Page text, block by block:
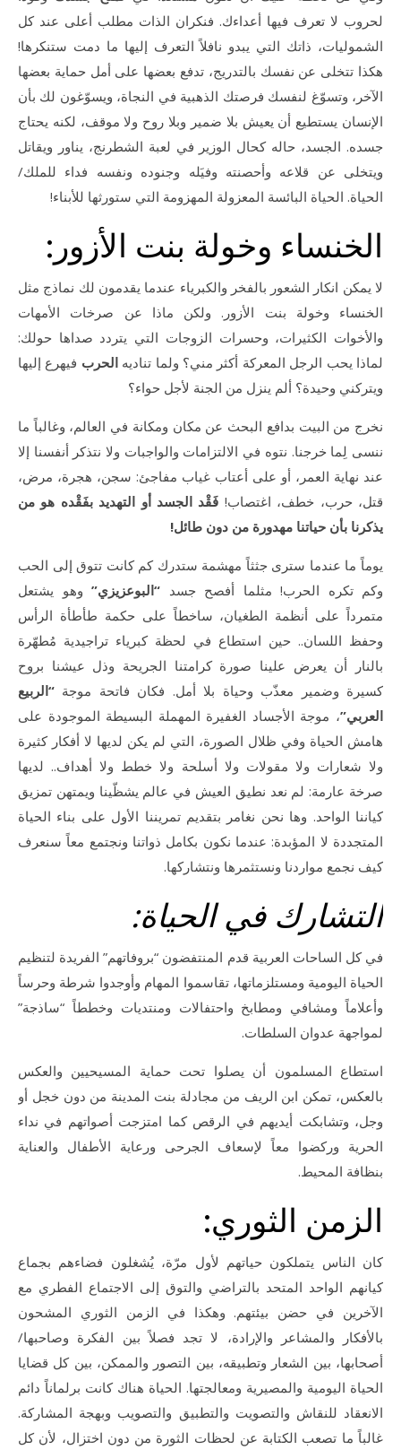
لحروب لا تعرف فيها أعداءك. فنكران الذات مطلب أعلى عند كل
الشموليات، ذاتك التي يبدو نافلاً التعرف إليها ما دمت ستنكرها!
هكذا تتخلى عن نفسك بالتدريج، تدفع بعضها على أمل حماية بعضها
الآخر، وتسوّغ لنفسك فرصتك الذهبية في النجاة، ويسوّغون لك بأن
الإنسان يستطيع أن يعيش بلا ضمير وبلا روح ولا موقف، لكنه يحتاج
جسده. الجسد، حاله كحال الوزير في لعبة الشطرنج، يناور ويقاتل
ويتخلى عن قلاعه وأحصنته وفيَله وجنوده ونفسه فداء للملك/
الحياة. الحياة البائسة المعزولة المهزومة التي ستورثها للأبناء!
الخنساء وخولة بنت الأزور:
لا يمكن انكار الشعور بالفخر والكبرياء عندما يقدمون لك نماذج مثل
الخنساء وخولة بنت الأزور. ولكن ماذا عن صرخات الأمهات
والأخوات الكثيرات، وحسرات الزوجات التي يتردد صداها حولك:
لماذا يحب الرجل المعركة أكثر مني؟ ولما تناديهالحرب فيهرع إليها
ويتركني وحيدة؟ ألم ينزل من الجنة لأجل حواء؟
نخرج من البيت بدافع البحث عن مكان ومكانة في العالم، وغالباً ما
ننسى لِما خرجنا. نتوه في الالتزامات والواجبات ولا نتذكر أنفسنا إلا
عند نهاية العمر، أو على أعتاب غياب مفاجئ: سجن، هجرة، مرض،
قتل، حرب، خطف، اغتصاب! فَقْد الجسد أو التهديد بفَقْده هو من
يذكرنا بأن حياتنا مهدورة من دون طائل!
يوماً ما عندما سترى جثثاً مهشمة ستدرك كم كانت تتوق إلى الحب
وكم تكره الحرب! مثلما أفصح جسد “البوعزيزي” وهو يشتعل
متمرداً على أنظمة الطغيان، ساخطاً على حكمة طأطأة الرأس
وحفظ اللسان.. حين استطاع في لحظة كبرياء تراجيدية مُطهّرة
بالنار أن يعرض علينا صورة كرامتنا الجريحة وذل عيشنا بروح
كسيرة وضمير معذّب وحياة بلا أمل. فكان فاتحة موجة “الربيع
العربي”، موجة الأجساد الغفيرة المهملة البسيطة الموجودة على
هامش الحياة وفي ظلال الصورة، التي لم يكن لديها لا أفكار كثيرة
ولا شعارات ولا مقولات ولا أسلحة ولا خطط ولا أهداف.. لديها
صرخة عارمة: لم نعد نطيق العيش في عالم يشظّينا ويمتهن تمزيق
كياننا الواحد. وها نحن نغامر بتقديم تمريننا الأول على بناء الحياة
المتجددة لا المؤبدة: عندما نكون بكامل ذواتنا ونجتمع معاً سنعرف
كيف نجمع مواردنا ونستثمرها ونتشاركها.
التشارك في الحياة:
في كل الساحات العربية قدم المنتفضون “بروفاتهم” الفريدة لتنظيم
الحياة اليومية ومستلزماتها، تقاسموا المهام وأوجدوا شرطة وحرساً
وأعلاماً ومشافي ومطابخ واحتفالات ومنتديات وخططاً “ساذجة”
لمواجهة عدوان السلطات.
استطاع المسلمون أن يصلوا تحت حماية المسيحيين والعكس
بالعكس، تمكن ابن الريف من مجادلة بنت المدينة من دون خجل أو
وجل، وتشابكت أيديهم في الرقص كما امتزجت أصواتهم في نداء
الحرية وركضوا معاً لإسعاف الجرحى ورعاية الأطفال والعناية
بنظافة المحيط.
الزمن الثوري:
كان الناس يتملكون حياتهم لأول مرّة، يُشغلون فضاءهم بجماع
كيانهم الواحد المتحد بالتراضي والتوق إلى الاجتماع الفطري مع
الآخرين في حضن بيئتهم. وهكذا في الزمن الثوري المشحون
بالأفكار والمشاعر والإرادة، لا تجد فصلاً بين الفكرة وصاحبها/
أصحابها، بين الشعار وتطبيقه، بين التصور والممكن، بين كل قضايا
الحياة اليومية والمصيرية ومعالجتها. الحياة هناك كانت برلماناً دائم
الانعقاد للنقاش والتصويت والتطبيق والتصويب وبهجة المشاركة.
غالباً ما تصعب الكتابة عن لحظات الثورة من دون اختزال، لأن كل